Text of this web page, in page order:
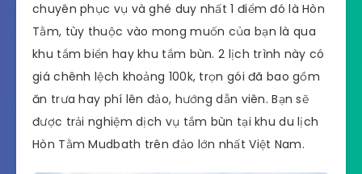
chuyên phục vụ và ghé duy nhất 1 điểm đó là Hòn
Tằm, tùy thuộc vào mong muốn của bạn là qua
khu tắm biển hay khu tắm bùn. 2 lịch trình này có
giá chênh lệch khoảng 100k, trọn gói đã bao gồm
ăn trưa hay phí lên đảo, hướng dẫn viên. Bạn sẽ
được trải nghiệm dịch vụ tắm bùn tại khu du lịch
Hòn Tằm Mudbath trên đảo lớn nhất Việt Nam.